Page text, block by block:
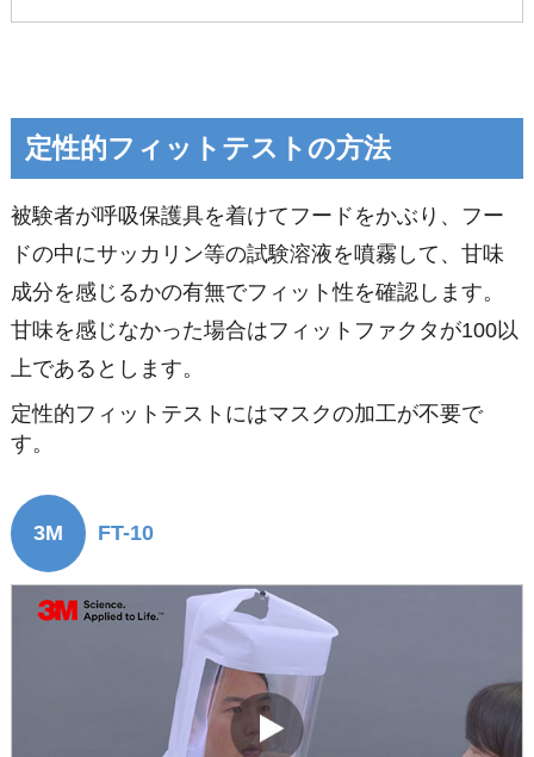
定性的フィットテストの方法
被験者が呼吸保護具を着けてフードをかぶり、フー
ドの中にサッカリン等の試験溶液を噴霧して、甘味
成分を感じるかの有無でフィット性を確認します。
甘味を感じなかった場合はフィットファクタが100以
上であるとします。
定性的フィットテストにはマスクの加工が不要で
す。
3M FT-10